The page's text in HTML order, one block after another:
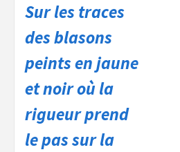
Sur les traces
des blasons
peints en jaune
et noir où la
rigueur prend
le pas sur la